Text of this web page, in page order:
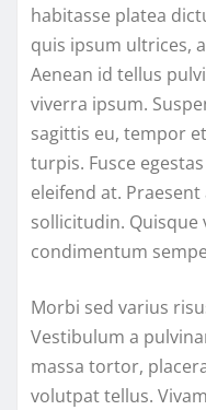
habitasse platea
quis ipsum ultrices,
Aenean id tellus
viverra ipsum.
sagittis eu, tempor
turpis. Fusce
eleifend at.
sollicitudin. Quisque
condimentum
Morbi sed varius
Vestibulum a
massa tortor,
volutpat tellus.